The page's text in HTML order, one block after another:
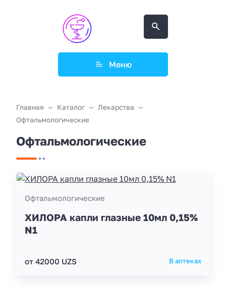
Меню
Главная Каталог
Лекарства
Офтальмологические
Офтальмологические
Офтальмологические
ХИЛОРА капли глазные 10мл 0,15%
N1
от 42000 UZS В аптеках